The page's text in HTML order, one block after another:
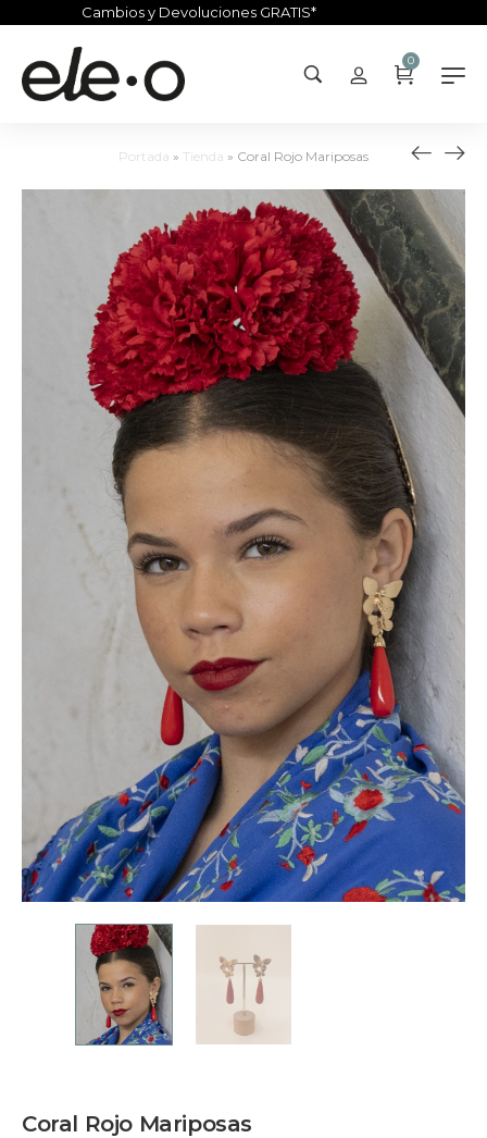
Cambios y Devoluciones GRATIS*
0
Portada » Tienda » Coral Rojo Mariposas
Coral Rojo Mariposas